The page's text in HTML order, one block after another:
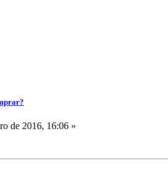
de 2016, 16:06 »